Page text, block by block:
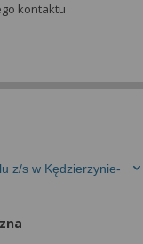
kontaktu
rejestracji
z/s w Kędzierzynie-